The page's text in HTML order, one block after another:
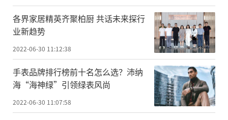
各界家居精英齐聚柏厨 共话未来探行
业新趋势
2022-06-30 11:12:38
手表品牌排行榜前十名怎么选？沛纳
海“海神绿”引领绿表风尚
2022-06-30 11:07:58